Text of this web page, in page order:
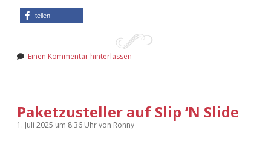
teilen
Einen Kommentar hinterlassen
Paketzusteller auf Slip ‘N Slide
1. Juli 2025 um 8:36 Uhrvon Ronny